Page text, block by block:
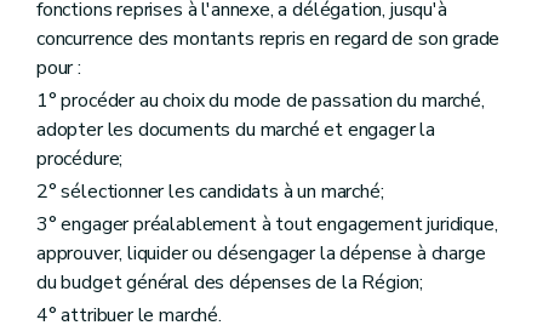
fonctions reprises à l'annexe, a délégation, jusqu'à
concurrence des montants repris en regard de son grade
pour :
1° procéder au choix du mode de passation du marché,
adopter les documents du marché et engager la
procédure;
2° sélectionner les candidats à un marché;
3° engager préalablement à tout engagement juridique,
approuver, liquider ou désengager la dépense à charge
du budget général des dépenses de la Région;
4° attribuer le marché.